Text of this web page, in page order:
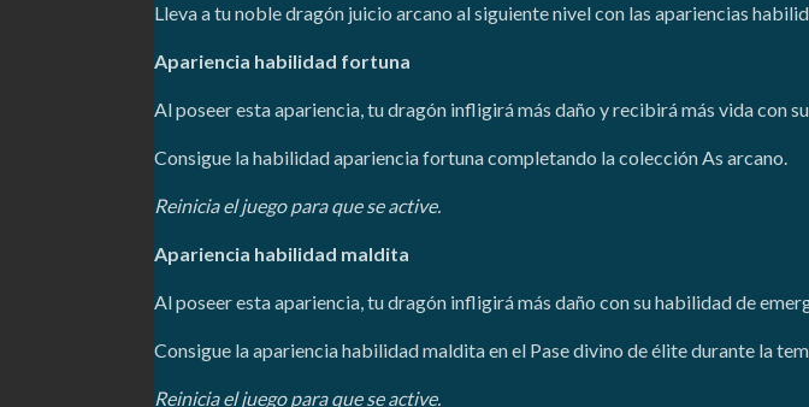
Lleva a tu noble dragón juicio arcano al siguiente nivel con las apariencias
Apariencia habilidad fortuna
Al poseer esta apariencia, tu dragón infligirá más daño y recibirá más vida con
Consigue la habilidad apariencia fortuna completando la colección As arcano.
Reinicia el juego para que se active.
Apariencia habilidad maldita
Al poseer esta apariencia, tu dragón infligirá más daño con su habilidad de
Consigue la apariencia habilidad maldita en el Pase divino de élite durante la
Reinicia el juego para que se active.